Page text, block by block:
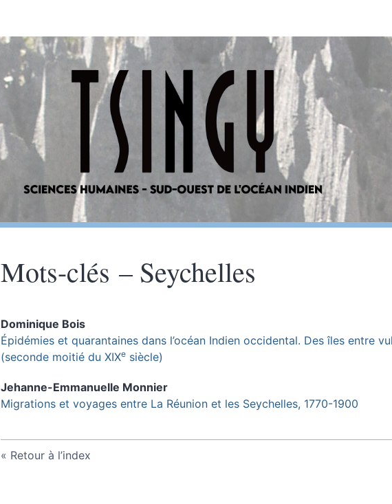
Mots-clés – Seychelles
Dominique Bois
Épidémies et quarantaines dans l’océan Indien occidental. Des îles entre
(seconde moitié du XIXe siècle)
Jehanne-Emmanuelle Monnier
Migrations et voyages entre La Réunion et les Seychelles, 1770-1900
Retour à l’index